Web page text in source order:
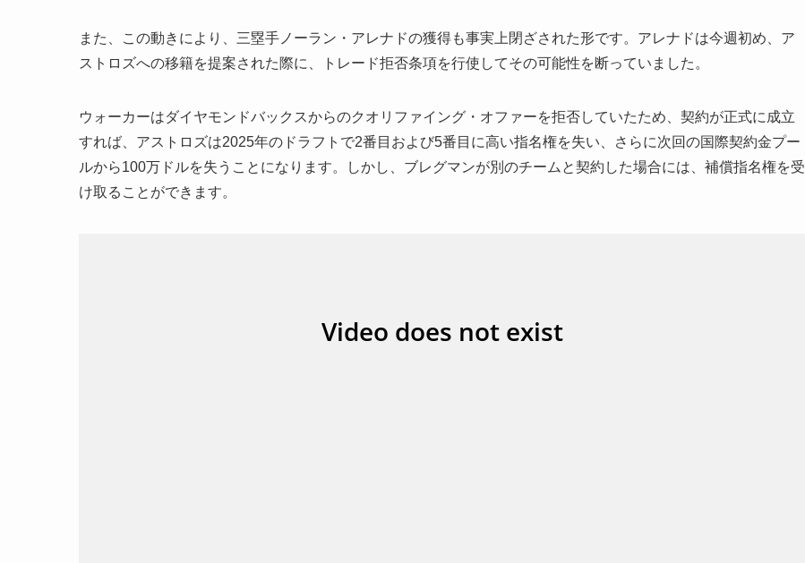
また、この動きにより、三塁手ノーラン・アレナドの獲得も事実上閉ざされた形です。アレナドは今週初め、ア
ストロズへの移籍を提案された際に、トレード拒否条項を行使してその可能性を断っていました。
ウォーカーはダイヤモンドバックスからのクオリファイング・オファーを拒否していたため、契約が正式に成立
すれば、アストロズは2025年のドラフトで2番目および5番目に高い指名権を失い、さらに次回の国際契約金プー
ルから100万ドルを失うことになります。しかし、ブレグマンが別のチームと契約した場合には、補償指名権を受
け取ることができます。